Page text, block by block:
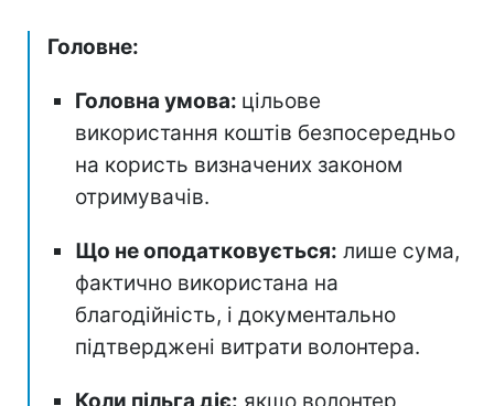
Головне:
Головна умова: цільове
використання коштів безпосередньо
на користь визначених законом
отримувачів.
Що не оподатковується: лише сума,
фактично використана на
благодійність, і документально
підтверджені витрати волонтера.